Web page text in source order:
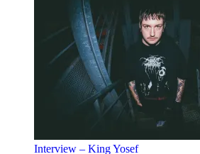
Interview – King Yosef